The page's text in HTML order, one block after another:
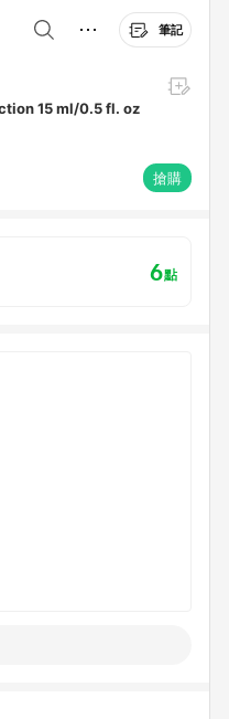
筆記
15 ml/0.5 fl. oz
搶購
6點